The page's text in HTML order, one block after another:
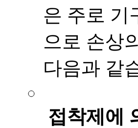
은 주로 기
으로 손상
다음과 같
접착제에